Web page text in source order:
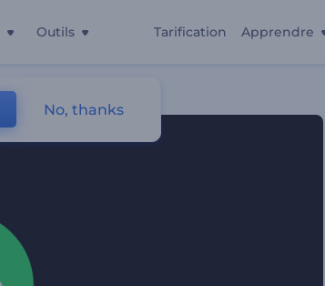
Outils Tarification Apprendre
No, thanks